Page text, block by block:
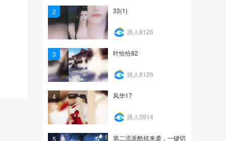
19
2 33(1)
路人8126
3 叶恰恰82
路人8126
4 风华17
路人0914
5 第二流派酷炫来袭，一键切